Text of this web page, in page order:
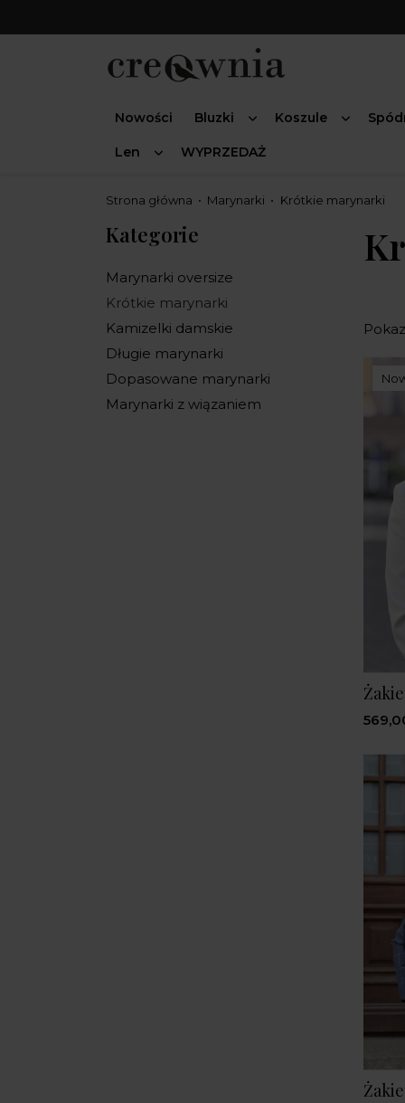
Nowości Bluzki Koszule
Len WYPRZEDAŻ
Strona główna Marynarki Krótkie marynarki
Kategorie
Marynarki oversize
Krótkie marynarki
Kamizelki damskie
Długie marynarki
Dopasowane marynarki
Marynarki z wiązaniem